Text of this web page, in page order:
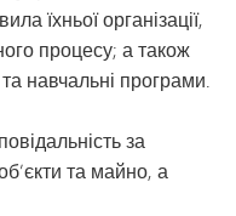
їхньої організації,
процесу; а також
навчальні програми.
за
та майно, а